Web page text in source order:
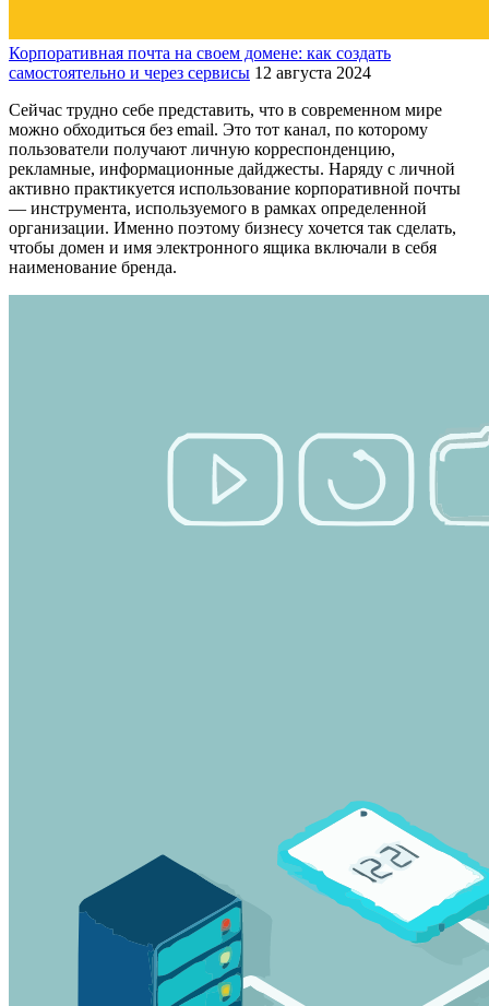
Корпоративная почта на своем домене: как создать
самостоятельно и через сервисы 12 августа 2024
Сейчас трудно себе представить, что в современном мире
можно обходиться без email. Это тот канал, по которому
пользователи получают личную корреспонденцию,
рекламные, информационные дайджесты. Наряду с личной
активно практикуется использование корпоративной почты
— инструмента, используемого в рамках определенной
организации. Именно поэтому бизнесу хочется так сделать,
чтобы домен и имя электронного ящика включали в себя
наименование бренда.